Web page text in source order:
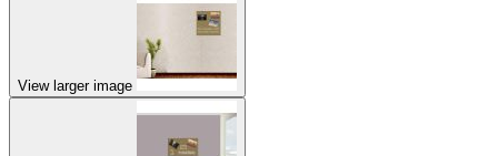
View larger image